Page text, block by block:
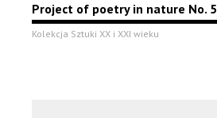
Project of poetry in nature No. 5
Kolekcja Sztuki XX i XXI wieku